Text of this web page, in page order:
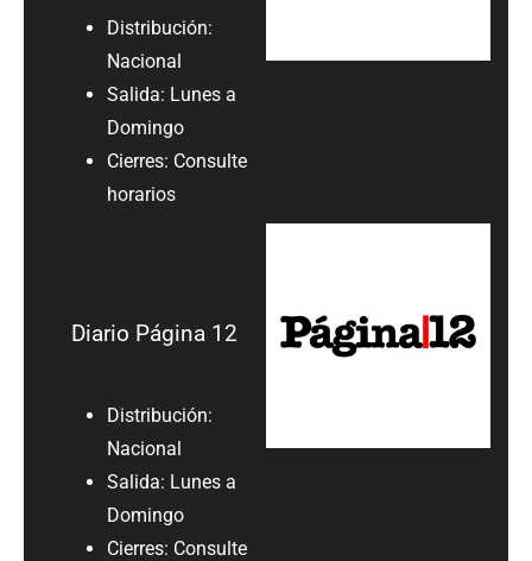
Distribución:
Nacional
Salida: Lunes a
Domingo
Cierres: Consulte
horarios
Diario Página 12
Distribución:
Nacional
Salida: Lunes a
Domingo
Cierres: Consulte